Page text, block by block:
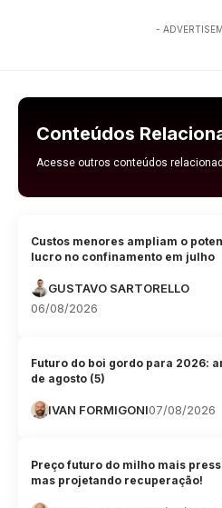
-
Conteúdos
Acesse outros conteúdos
Custos menores ampliam o
lucro no confinamento em julho
GUSTAVO SARTORELLO
06/08/2026
Futuro do boi gordo para 2026:
de agosto (5)
IVAN FORMIGONI07/08/2026
Preço futuro do milho mais
mas projetando recuperação!